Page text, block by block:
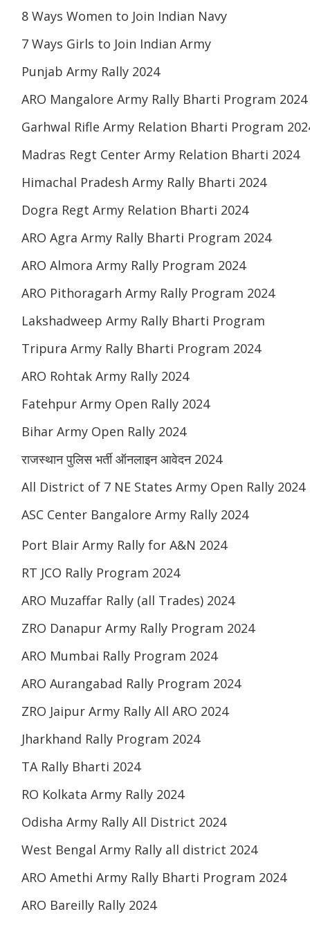
8 Ways Women to Join Indian Navy
7 Ways Girls to Join Indian Army
Punjab Army Rally 2024
ARO Mangalore Army Rally Bharti Program 2024
Garhwal Rifle Army Relation Bharti Program
Madras Regt Center Army Relation Bharti 2024
Himachal Pradesh Army Rally Bharti 2024
Dogra Regt Army Relation Bharti 2024
ARO Agra Army Rally Bharti Program 2024
ARO Almora Army Rally Program 2024
ARO Pithoragarh Army Rally Program 2024
Lakshadweep Army Rally Bharti Program
Tripura Army Rally Bharti Program 2024
ARO Rohtak Army Rally 2024
Fatehpur Army Open Rally 2024
Bihar Army Open Rally 2024
राजस्थान पुलिस भर्ती ऑनलाइन आवेदन 2024
All District of 7 NE States Army Open Rally 2024
ASC Center Bangalore Army Rally 2024
Port Blair Army Rally for A&N 2024
RT JCO Rally Program 2024
ARO Muzaffar Rally (all Trades) 2024
ZRO Danapur Army Rally Program 2024
ARO Mumbai Rally Program 2024
ARO Aurangabad Rally Program 2024
ZRO Jaipur Army Rally All ARO 2024
Jharkhand Rally Program 2024
TA Rally Bharti 2024
RO Kolkata Army Rally 2024
Odisha Army Rally All District 2024
West Bengal Army Rally all district 2024
ARO Amethi Army Rally Bharti Program 2024
ARO Bareilly Rally 2024